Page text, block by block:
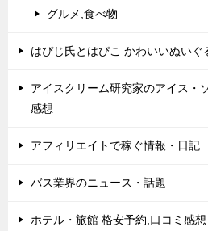
グルメ,食べ物
はぴじ氏とはぴこ かわいいぬいぐ
アイスクリーム研究家のアイス・
感想
アフィリエイトで稼ぐ情報・日記
バス業界のニュース・話題
ホテル・旅館 格安予約,口コミ感想